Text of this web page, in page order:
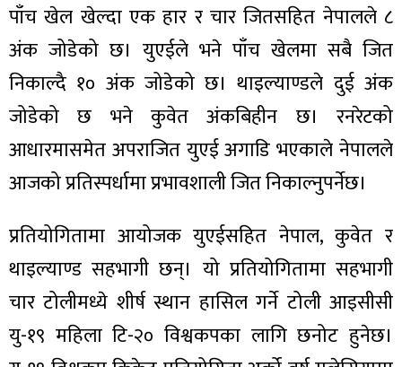
पाँच खेल खेल्दा एक हार र चार जितसहित नेपालले ८
अंक जोडेको छ। युएईले भने पाँच खेलमा सबै जित
निकाल्दै १० अंक जोडेको छ। थाइल्याण्डले दुई अंक
जोडेको छ भने कुवेत अंकबिहीन छ। रनरेटको
आधारमासमेत अपराजित युएई अगाडि भएकाले नेपालले
आजको प्रतिस्पर्धामा प्रभावशाली जित निकाल्नुपर्नेछ।
प्रतियोगितामा आयोजक युएईसहित नेपाल, कुवेत र
थाइल्याण्ड सहभागी छन्। यो प्रतियोगितामा सहभागी
चार टोलीमध्ये शीर्ष स्थान हासिल गर्ने टोली आइसीसी
यु-१९ महिला टि-२० विश्वकपका लागि छनोट हुनेछ।